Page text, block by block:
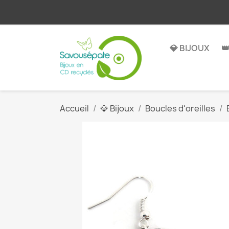
💎 BIJOUX
Accueil 💎 Bijoux Boucles d'oreilles